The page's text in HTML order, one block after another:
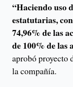
“Haciendo uso
estatutarias,
74,96% de las
de 100% de las
aprobó proyecto
la compañía.